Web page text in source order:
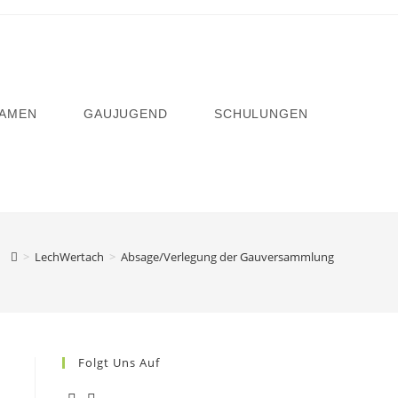
GAUJUGEND SCHULUNGEN
> LechWertach > Absage/Verlegung der Gauversammlung
Folgt Uns Auf